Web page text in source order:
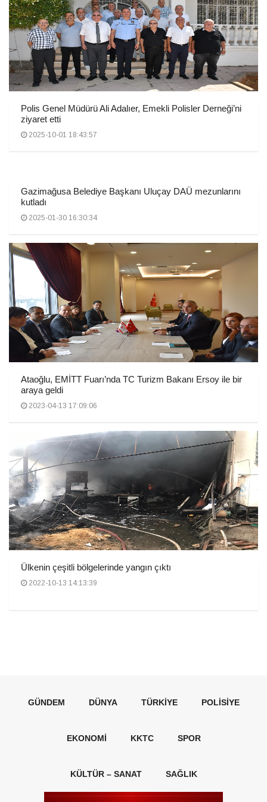
Polis Genel Müdürü Ali Adalıer, Emekli Polisler Derneği’ni
ziyaret etti
2025-10-01 18:43:57
Gazimağusa Belediye Başkanı Uluçay DAÜ mezunlarını
kutladı
2025-01-30 16:30:34
Ataoğlu, EMİTT Fuarı’nda TC Turizm Bakanı Ersoy ile bir
araya geldi
2023-04-13 17:09:06
Ülkenin çeşitli bölgelerinde yangın çıktı
2022-10-13 14:13:39
GÜNDEM DÜNYA TÜRKIYE POLISIYE
EKONOMI KKTC SPOR
KÜLTÜR – SANAT SAĞLIK